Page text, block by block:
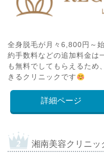
全身脱毛が月々6,800円～
約手数料などの追加料金は
も無料でしてもらえるため
きるクリニックです
詳細ページ
湘南美容クリニッ